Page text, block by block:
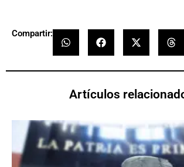
Compartir:
Artículos